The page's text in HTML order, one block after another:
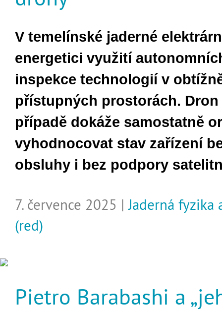
V temelínské jaderné
energetici využití
inspekce technologií v
přístupných prostorách.
případě dokáže samostatně
vyhodnocovat stav zařízení
obsluhy i bez podpory
7. července 2025 |Jaderná fyzika
(red)
Pietro Barabashi a